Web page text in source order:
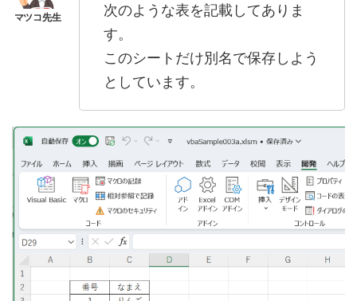
次のような表を記載してありま
す。
このシートだけ別名で保存しよう
としています。